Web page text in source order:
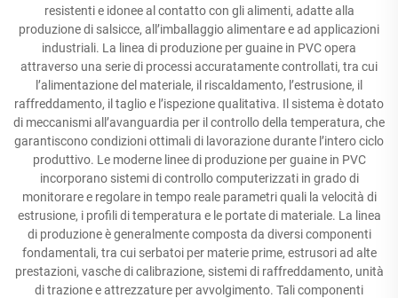
resistenti e idonee al contatto con gli alimenti, adatte alla
produzione di salsicce, all’imballaggio alimentare e ad applicazioni
industriali. La linea di produzione per guaine in PVC opera
attraverso una serie di processi accuratamente controllati, tra cui
l’alimentazione del materiale, il riscaldamento, l’estrusione, il
raffreddamento, il taglio e l’ispezione qualitativa. Il sistema è dotato
di meccanismi all’avanguardia per il controllo della temperatura, che
garantiscono condizioni ottimali di lavorazione durante l’intero ciclo
produttivo. Le moderne linee di produzione per guaine in PVC
incorporano sistemi di controllo computerizzati in grado di
monitorare e regolare in tempo reale parametri quali la velocità di
estrusione, i profili di temperatura e le portate di materiale. La linea
di produzione è generalmente composta da diversi componenti
fondamentali, tra cui serbatoi per materie prime, estrusori ad alte
prestazioni, vasche di calibrazione, sistemi di raffreddamento, unità
di trazione e attrezzature per avvolgimento. Tali componenti